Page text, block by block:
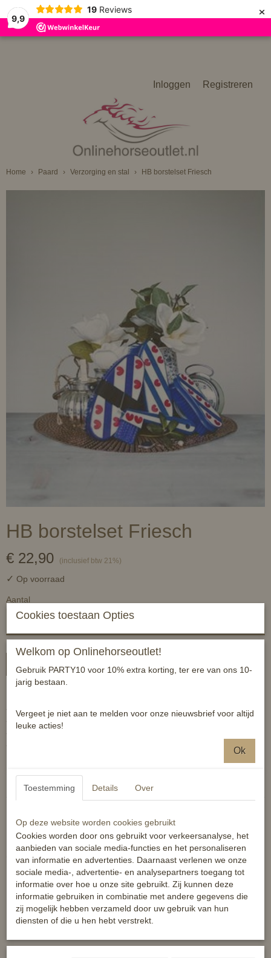
9,9
19 Reviews ×
Inloggen Registreren
Home › Paard › Verzorging en stal › HB borstelset Friesch
HB borstelset Friesch
€ 22,90 (inclusief btw 21%)
✓ Op voorraad
Aantal
-hoeven krabber Fries design
-hoofd borstel Fries design
-body brush zacht Fries design
-dandy brush zacht Fries design
Ook interessant
Cookies toestaan Opties
Welkom op Onlinehorseoutlet!
Gebruik PARTY10 voor 10% extra korting, ter ere van ons 10-
jarig bestaan.
Vergeet je niet aan te melden voor onze nieuwsbrief voor altijd
leuke acties!
Ok
Toestemming Details Over
Op deze website worden cookies gebruikt
Cookies worden door ons gebruikt voor verkeersanalyse, het
aanbieden van sociale media-functies en het personaliseren
van informatie en advertenties. Daarnaast verlenen we onze
sociale media-, advertentie- en analysepartners toegang tot
informatie over hoe u onze site gebruikt. Zij kunnen deze
informatie gebruiken in combinatie met andere gegevens die
zij mogelijk hebben verzameld door uw gebruik van hun
diensten of die u hen hebt verstrekt.